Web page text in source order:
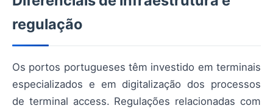
regulação
Os portos portugueses têm investido em terminais
especializados e em digitalização dos processos
de terminal access. Regulações relacionadas com